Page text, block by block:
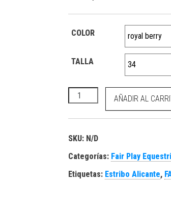
COLOR
TALLA
Fair Play Mini Frac Doma
AÑADIR AL
SKU: N/D
Categorías: Fair Play
Etiquetas: Estribo Alicante,